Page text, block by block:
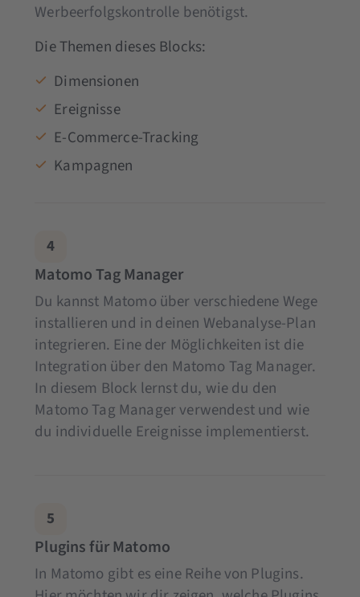
Werbeerfolgskontrolle benötigst.
Die Themen dieses Blocks:
Dimensionen
Ereignisse
E-Commerce-Tracking
Kampagnen
4
Matomo Tag Manager
Du kannst Matomo über verschiedene Wege
installieren und in deinen Webanalyse-Plan
integrieren. Eine der Möglichkeiten ist die
Integration über den Matomo Tag Manager.
In diesem Block lernst du, wie du den
Matomo Tag Manager verwendest und wie
du individuelle Ereignisse implementierst.
5
Plugins für Matomo
In Matomo gibt es eine Reihe von Plugins.